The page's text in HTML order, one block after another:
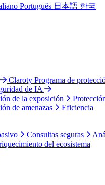
Português 日本語 한국
Claroty Programa de
de IA
de la exposición
de amenazas
Eficiencia
Consultas seguras
del ecosistema